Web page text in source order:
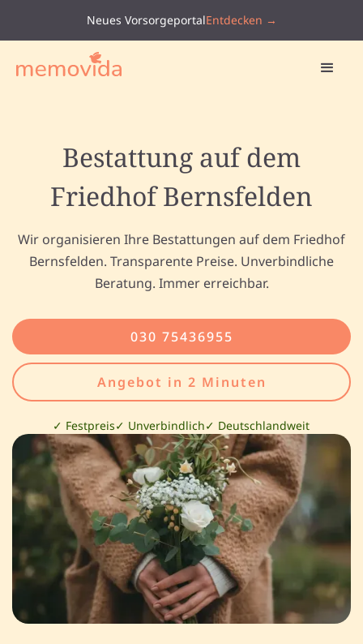
Neues VorsorgeportalEntdecken →
Bestattung auf dem
Friedhof Bernsfelden
Wir organisieren Ihre Bestattungen auf dem Friedhof
Bernsfelden. Transparente Preise. Unverbindliche
Beratung. Immer erreichbar.
030 75436955
Angebot in 2 Minuten
✓ Festpreis✓ Unverbindlich✓ Deutschlandweit